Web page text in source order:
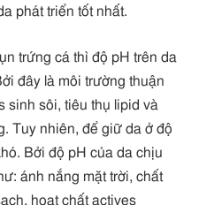
phát triển tốt nhất.
trứng cá thì độ pH trên da
đây là môi trường thuận
sinh sôi, tiêu thụ lipid và
Tuy nhiên, để giữ da ở độ
Bởi độ pH của da chịu
ánh nắng mặt trời, chất
hoạt chất actives